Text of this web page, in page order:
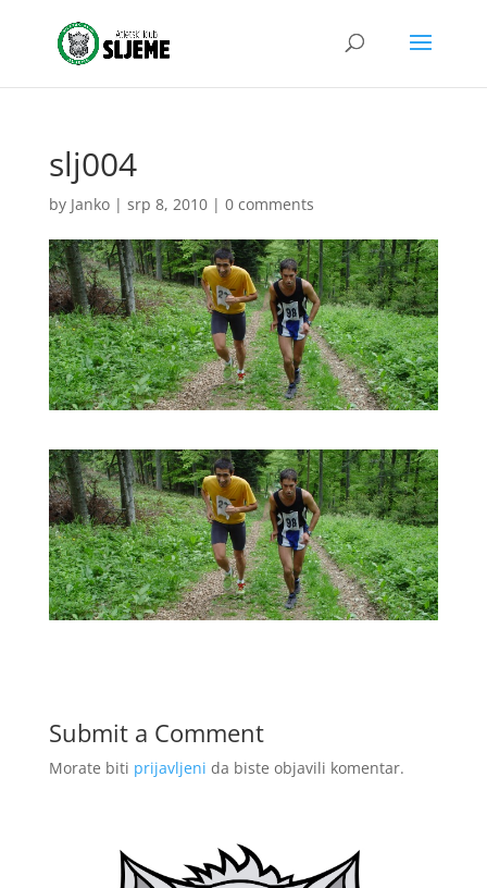
slj004
by Janko| srp 8, 2010| 0 comments
Submit a Comment
Morate biti prijavljeni da biste objavili komentar.